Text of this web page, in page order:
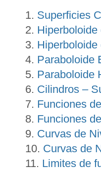
Superficies
Paraboloide
Paraboloide
Cilindros –
Funciones
Funciones
Curvas de
Curvas de
Limites de